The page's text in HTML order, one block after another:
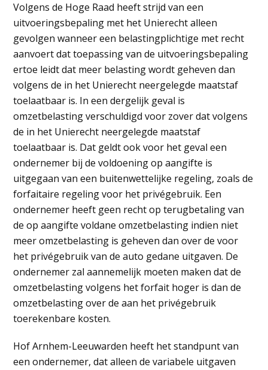
Volgens de Hoge Raad heeft strijd van een
uitvoeringsbepaling met het Unierecht alleen
gevolgen wanneer een belastingplichtige met recht
aanvoert dat toepassing van de uitvoeringsbepaling
ertoe leidt dat meer belasting wordt geheven dan
volgens de in het Unierecht neergelegde maatstaf
toelaatbaar is. In een dergelijk geval is
omzetbelasting verschuldigd voor zover dat volgens
de in het Unierecht neergelegde maatstaf
toelaatbaar is. Dat geldt ook voor het geval een
ondernemer bij de voldoening op aangifte is
uitgegaan van een buitenwettelijke regeling, zoals de
forfaitaire regeling voor het privégebruik. Een
ondernemer heeft geen recht op terugbetaling van
de op aangifte voldane omzetbelasting indien niet
meer omzetbelasting is geheven dan over de voor
het privégebruik van de auto gedane uitgaven. De
ondernemer zal aannemelijk moeten maken dat de
omzetbelasting volgens het forfait hoger is dan de
omzetbelasting over de aan het privégebruik
toerekenbare kosten.
Hof Arnhem-Leeuwarden heeft het standpunt van
een ondernemer, dat alleen de variabele uitgaven